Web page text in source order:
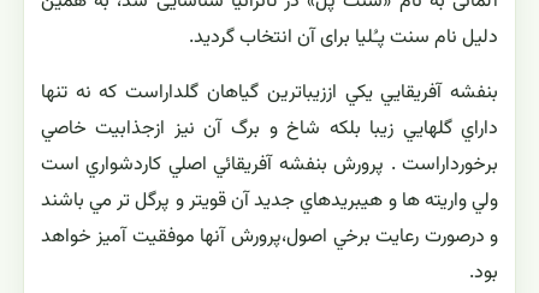
دلیل نام سنت پـُلیا برای آن انتخاب گردید.
بنفشه آفريقايي يكي اززيباترين گياهان گلداراست كه نه تنها
داراي گلهايي زيبا بلكه شاخ و برگ آن نيز ازجذابيت خاصي
برخورداراست . پرورش بنفشه آفريقائي اصلي كاردشواري است
ولي واريته ها و هيبريدهاي جديد آن قويتر و پرگل تر مي باشند
و درصورت رعايت برخي اصول،پرورش آنها موفقيت آميز خواهد
بود.